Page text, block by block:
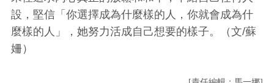
設，堅信「你選擇成為什麼樣的人，你就會成為什
麼樣的人」，她努力活成自己想要的樣子。（文/蘇
姍）